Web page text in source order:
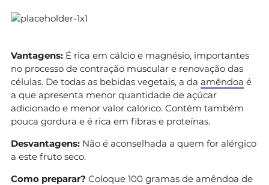
Vantagens: É rica em cálcio e magnésio, importantes
no processo de contração muscular e renovação das
células. De todas as bebidas vegetais, a da amêndoa é
a que apresenta menor quantidade de açúcar
adicionado e menor valor calórico. Contém também
pouca gordura e é rica em fibras e proteínas.
Desvantagens: Não é aconselhada a quem for alérgico
a este fruto seco.
Como preparar? Coloque 100 gramas de amêndoa de